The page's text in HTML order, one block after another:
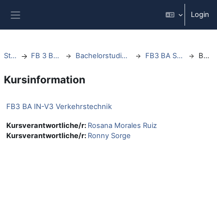
Login
Startseite FB 3 Bauingenieurwesen Bachelorstudiengänge Bauingenieurwesen FB3 BA Sommersemester 2024 Beschreibung
Kursinformation
FB3 BA IN-V3 Verkehrstechnik
Kursverantwortliche/r: Rosana Morales Ruiz
Kursverantwortliche/r: Ronny Sorge